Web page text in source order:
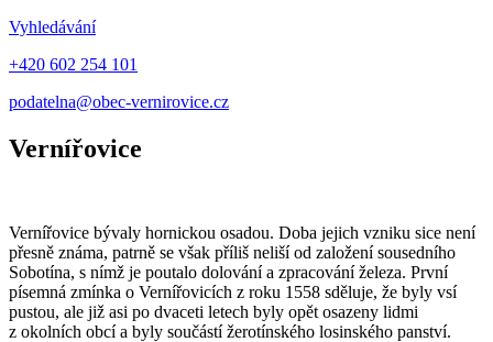
Vyhledávání
+420 602 254 101
podatelna@obec-vernirovice.cz
Vernířovice
Vernířovice bývaly hornickou osadou. Doba jejich vzniku sice není
přesně známa, patrně se však příliš neliší od založení sousedního
Sobotína, s nímž je poutalo dolování a zpracování železa. První
písemná zmínka o Vernířovicích z roku 1558 sděluje, že byly vsí
pustou, ale již asi po dvaceti letech byly opět osazeny lidmi
z okolních obcí a byly součástí žerotínského losinského panství.